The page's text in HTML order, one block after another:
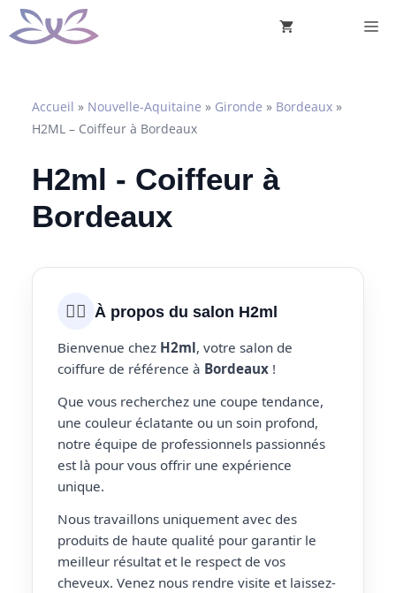
Aller
au
Accueil » Nouvelle-Aquitaine » Gironde » Bordeaux »
H2ML – Coiffeur à Bordeaux
H2ml - Coiffeur à
Bordeaux
💇‍♀️ À propos du salon H2ml
Bienvenue chez H2ml, votre salon de
coiffure de référence à Bordeaux !
Que vous recherchez une coupe tendance,
une couleur éclatante ou un soin profond,
notre équipe de professionnels passionnés
est là pour vous offrir une expérience
unique.
Nous travaillons uniquement avec des
produits de haute qualité pour garantir le
meilleur résultat et le respect de vos
cheveux. Venez nous rendre visite et laissez-